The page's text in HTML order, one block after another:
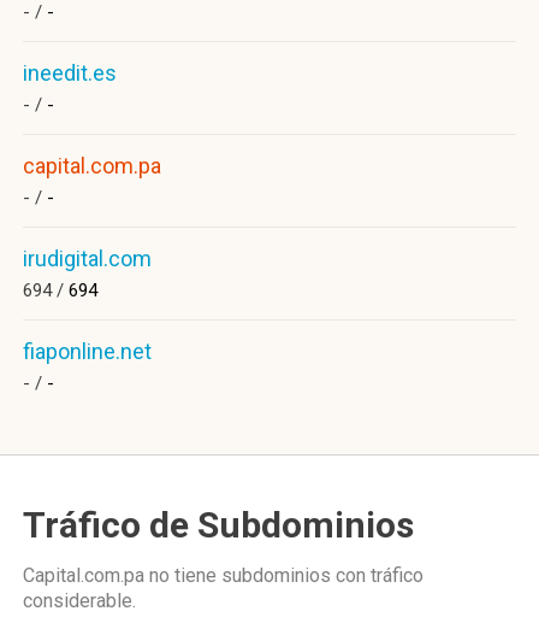
- / -
ineedit.es
- / -
capital.com.pa
- / -
irudigital.com
694 / 694
fiaponline.net
- / -
Tráfico de Subdominios
Capital.com.pa no tiene subdominios con tráfico
considerable.